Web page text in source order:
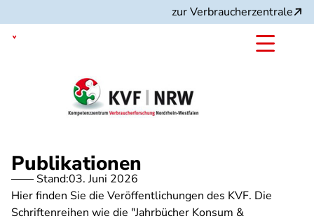
zum
Inhalt
zur Verbraucherzentrale
Publikationen
Stand:03. Juni 2026
Hier finden Sie die Veröffentlichungen des KVF. Die
Schriftenreihen wie die "Jahrbücher Konsum &